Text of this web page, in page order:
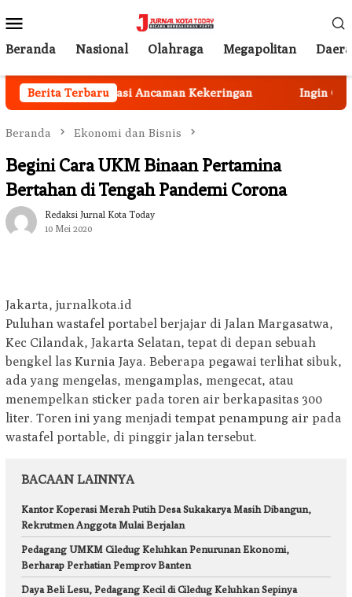
ke
kontenMobile
Beranda Nasional Olahraga Megapolitan
Berita Terbaru
Peka Mengatasi Ancaman Kekeringan Ingin Cat
Beranda Ekonomi dan Bisnis
Begini Cara UKM Binaan Pertamina
Bertahan di Tengah Pandemi Corona
Redaksi Jurnal Kota Today
10 Mei 2020
Jakarta, jurnalkota.id
Puluhan wastafel portabel berjajar di Jalan Margasatwa,
Kec Cilandak, Jakarta Selatan, tepat di depan sebuah
bengkel las Kurnia Jaya. Beberapa pegawai terlihat sibuk,
ada yang mengelas, mengamplas, mengecat, atau
menempelkan sticker pada toren air berkapasitas 300
liter. Toren ini yang menjadi tempat penampung air pada
wastafel portable, di pinggir jalan tersebut.
BACAAN LAINNYA
Kantor Koperasi Merah Putih Desa Sukakarya Masih Dibangun,
Rekrutmen Anggota Mulai Berjalan
Pedagang UMKM Ciledug Keluhkan Penurunan Ekonomi,
Berharap Perhatian Pemprov Banten
Daya Beli Lesu, Pedagang Kecil di Ciledug Keluhkan Sepinya